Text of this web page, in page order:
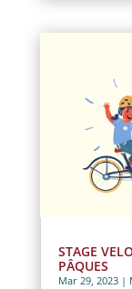
STAGE
PÂQUES
Mar 29, 2023|